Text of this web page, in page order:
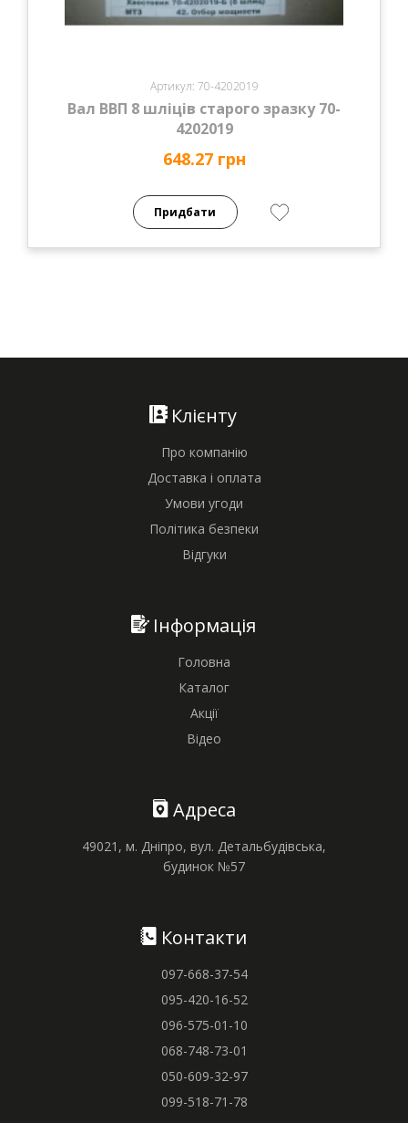
Артикул: 70-4202019
Вал ВВП 8 шліців старого зразку 70-
4202019
648.27 грн
Придбати
Клієнту
Про компанію
Доставка і оплата
Умови угоди
Політика безпеки
Відгуки
Інформація
Головна
Каталог
Акції
Відео
Адреса
49021, м. Дніпро, вул. Детальбудівська,
будинок №57
Контакти
097-668-37-54
095-420-16-52
096-575-01-10
068-748-73-01
050-609-32-97
099-518-71-78